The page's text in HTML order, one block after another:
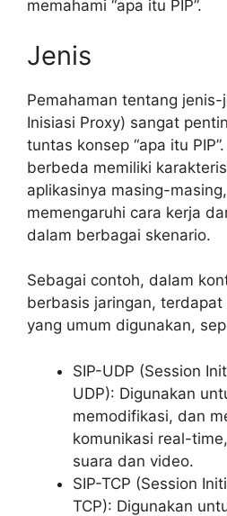
memahami “apa itu PIP”.
Jenis
Pemahaman tentang jenis-
Inisiasi Proxy) sangat
tuntas konsep “apa itu
berbeda memiliki
aplikasinya masing-
memengaruhi cara kerja
dalam berbagai skenario.
Sebagai contoh, dalam
berbasis jaringan, terdapat
yang umum digunakan,
SIP-UDP (Session
UDP): Digunakan
memodifikasi, dan
komunikasi real-
suara dan video.
SIP-TCP (Session
TCP): Digunakan